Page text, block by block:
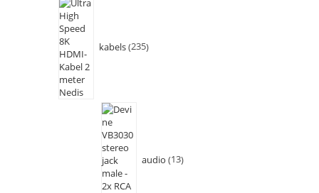
kabels 235
audio 13